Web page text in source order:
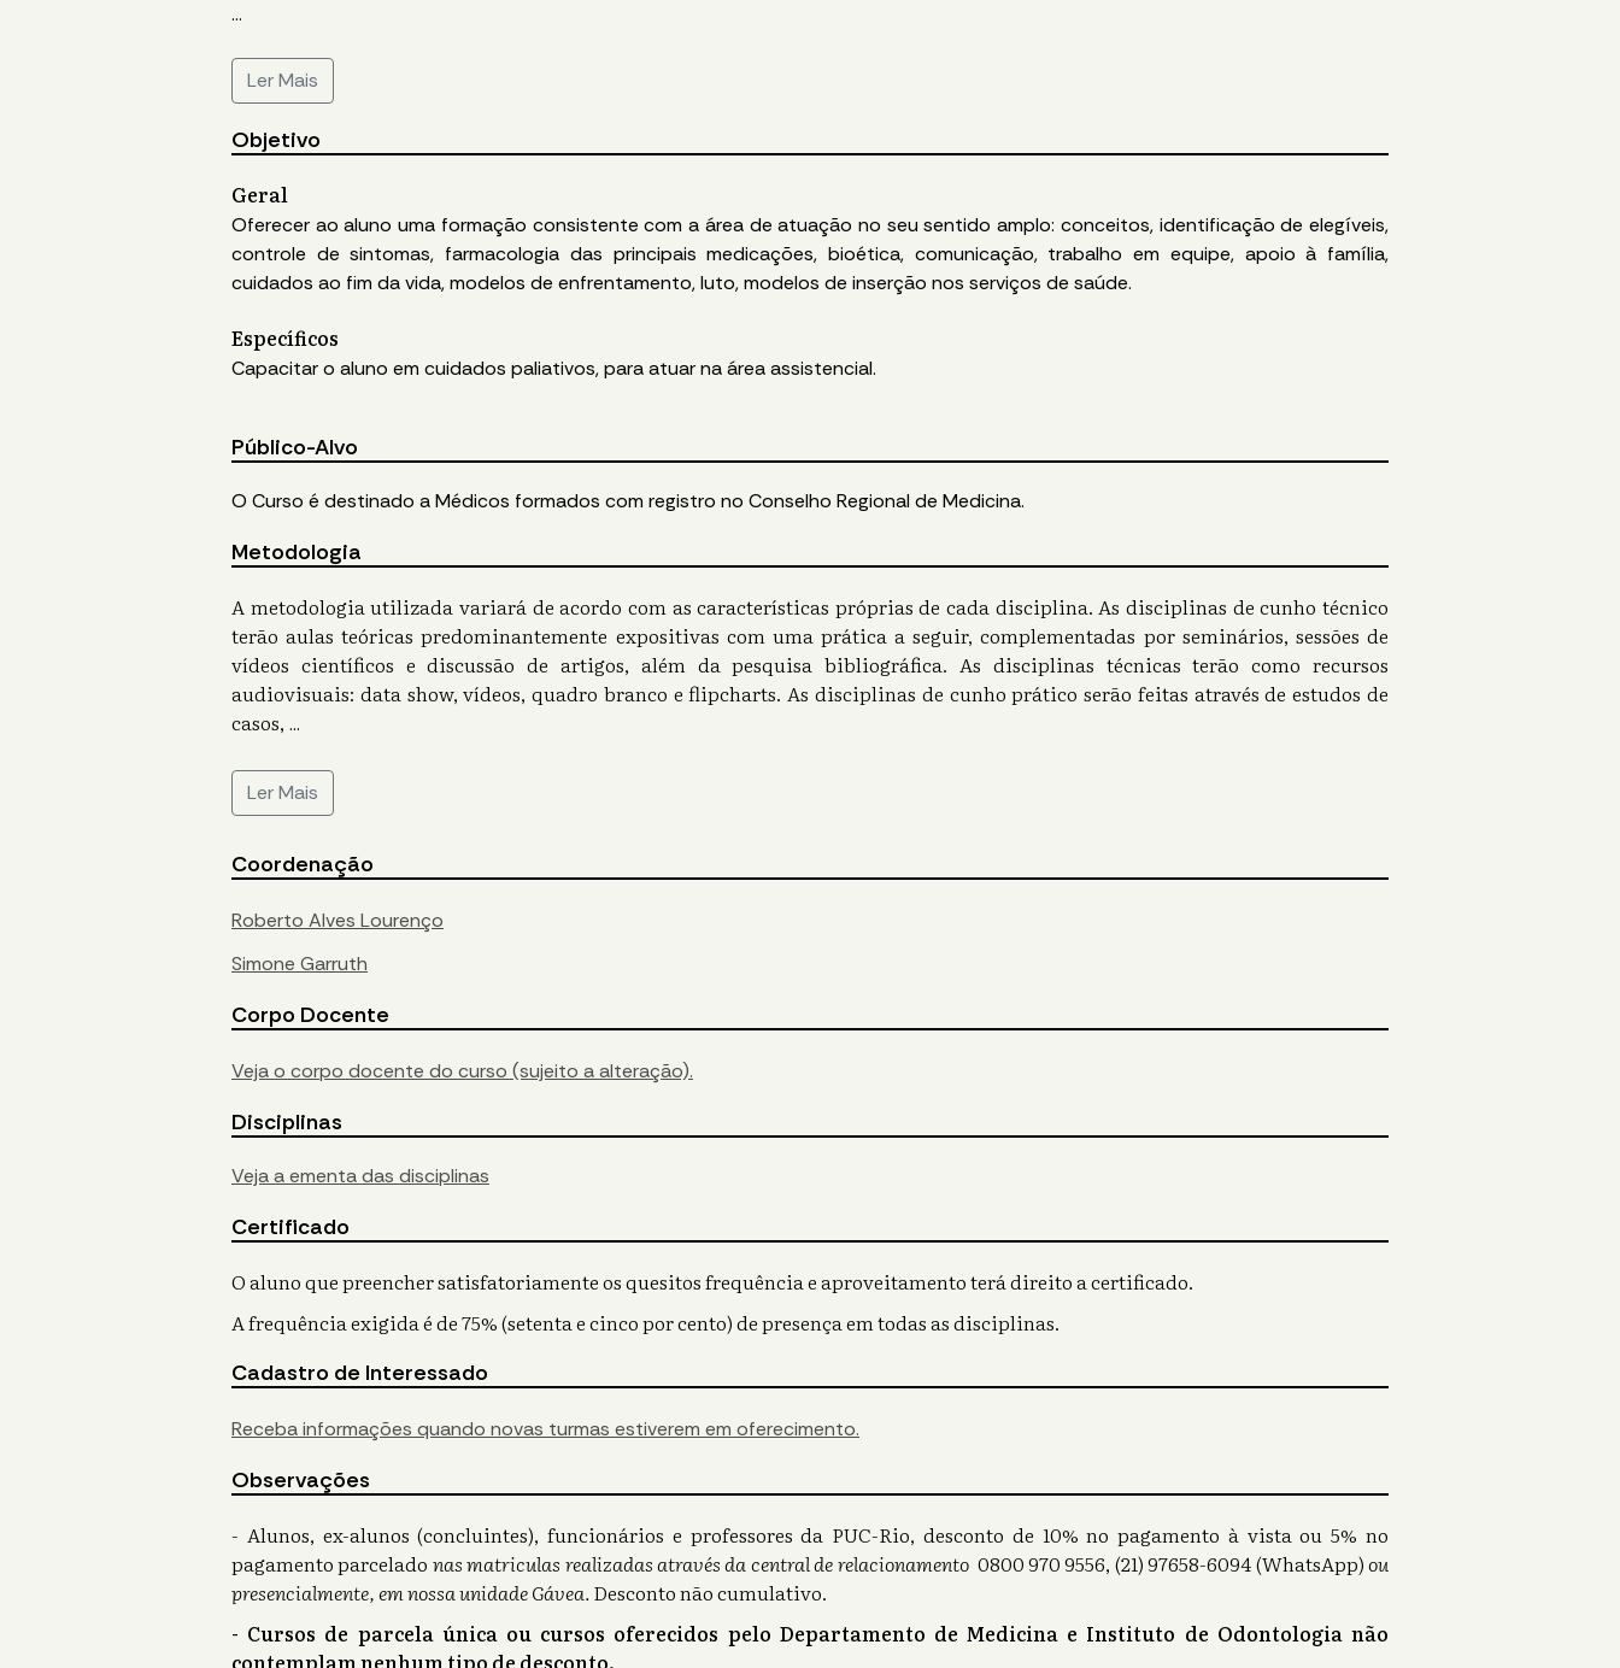
...
Ler Mais
Objetivo
Geral
Oferecer ao aluno uma formação consistente com a área de atuação no seu sentido amplo: conceitos, identificação de elegíveis,
controle de sintomas, farmacologia das principais medicações, bioética, comunicação, trabalho em equipe, apoio à família,
cuidados ao fim da vida, modelos de enfrentamento, luto, modelos de inserção nos serviços de saúde.
Específicos
Capacitar o aluno em cuidados paliativos, para atuar na área assistencial.
Público-Alvo
O Curso é destinado a Médicos formados com registro no Conselho Regional de Medicina.
Metodologia
A metodologia utilizada variará de acordo com as características próprias de cada disciplina. As disciplinas de cunho técnico
terão aulas teóricas predominantemente expositivas com uma prática a seguir, complementadas por seminários, sessões de
vídeos científicos e discussão de artigos, além da pesquisa bibliográfica. As disciplinas técnicas terão como recursos
audiovisuais: data show, vídeos, quadro branco e flipcharts. As disciplinas de cunho prático serão feitas através de estudos de
casos, ...
Ler Mais
Coordenação
Roberto Alves Lourenço
Simone Garruth
Corpo Docente
Veja o corpo docente do curso (sujeito a alteração).
Disciplinas
Veja a ementa das disciplinas
Certificado
O aluno que preencher satisfatoriamente os quesitos frequência e aproveitamento terá direito a certificado.
A frequência exigida é de 75% (setenta e cinco por cento) de presença em todas as disciplinas.
Cadastro de Interessado
Receba informações quando novas turmas estiverem em oferecimento.
Observações
- Alunos, ex-alunos (concluintes), funcionários e professores da PUC-Rio, desconto de 10% no pagamento à vista ou 5% no
pagamento parcelado nas matriculas realizadas através da central de relacionamento0800 970 9556, (21) 97658-6094 (WhatsApp)ou
presencialmente, em nossa unidade Gávea.Desconto não cumulativo.
- Cursos de parcela única ou cursos oferecidos pelo Departamento de Medicina e Instituto de Odontologia não